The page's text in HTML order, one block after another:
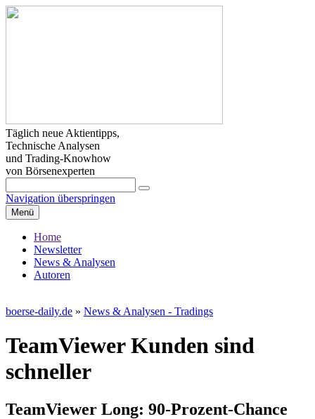
Täglich neue Aktientipps,
Technische Analysen
und Trading-Knowhow
von Börsenexperten
Navigation überspringen
Menü
Home
Newsletter
News & Analysen
Autoren
boerse-daily.de » News & Analysen - Tradings
TeamViewer Kunden sind
schneller
TeamViewer Long: 90-Prozent-Chance